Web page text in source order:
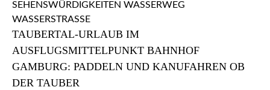
TAUBERTAL-URLAUB IM
AUSFLUGSMITTELPUNKT BAHNHOF
GAMBURG: PADDELN UND KANUFAHREN OB
DER TAUBER